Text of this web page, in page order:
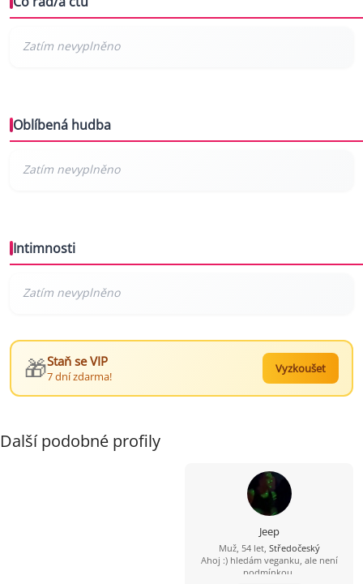
Oblíbená hudba
Intimnosti
🎁Staň se VIP
7 dní zdarma!
Vyzkoušet
Další podobné profily
Jeep
Muž, 54 let, Středočeský
Ahoj :) hledám veganku, ale není
podmínkou.